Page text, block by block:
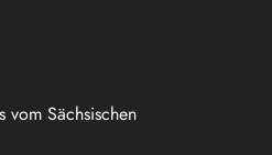
Sächsischen